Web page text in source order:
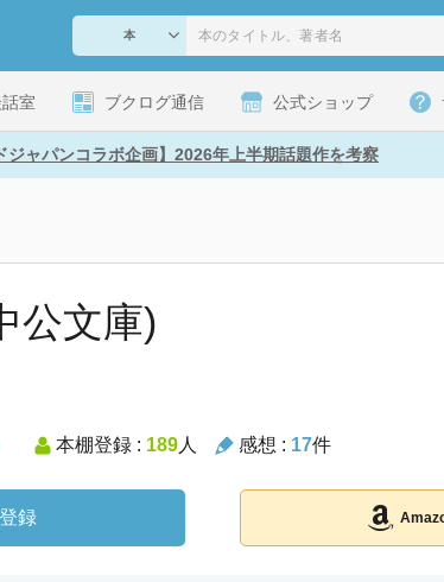
室 ブクログ通信 公式ショップ
ジャパンコラボ企画】2026年上半期話題作を考察
公文庫)
本棚登録 : 189人 感想 : 17件
録